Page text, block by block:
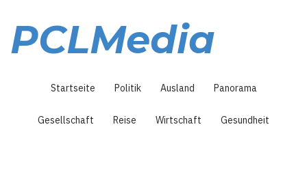
Inhalt
PCLMedia
Startseite Politik Ausland Panorama
Gesellschaft Reise Wirtschaft Gesundheit